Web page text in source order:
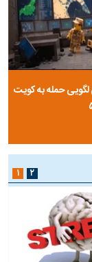
لگویی حمله به کویت
۱ ۲